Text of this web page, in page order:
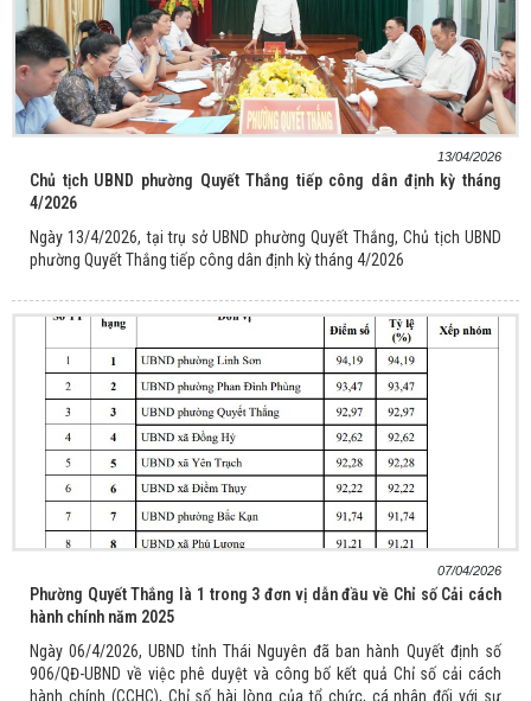
13/04/2026
Chủ tịch UBND phường Quyết Thắng tiếp công dân định kỳ tháng
4/2026
Ngày 13/4/2026, tại trụ sở UBND phường Quyết Thắng, Chủ tịch UBND
phường Quyết Thắng tiếp công dân định kỳ tháng 4/2026
07/04/2026
Phường Quyết Thắng là 1 trong 3 đơn vị dẫn đầu về Chỉ số Cải cách
hành chính năm 2025
Ngày 06/4/2026, UBND tỉnh Thái Nguyên đã ban hành Quyết định số
906/QĐ-UBND về việc phê duyệt và công bố kết quả Chỉ số cải cách
hành chính (CCHC), Chỉ số hài lòng của tổ chức, cá nhân đối với sự